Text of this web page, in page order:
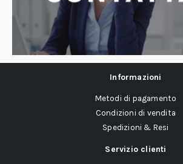
Informazioni
Metodi di pagamento
Condizioni di vendita
Spedizioni & Resi
Servizio clienti